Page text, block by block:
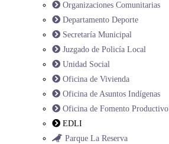
Organizaciones Comunitarias
Departamento Deporte
Secretaría Municipal
Juzgado de Policía Local
Unidad Social
Oficina de Vivienda
Oficina de Asuntos Indígenas
Oficina de Fomento Productivo
EDLI
Parque La Reserva